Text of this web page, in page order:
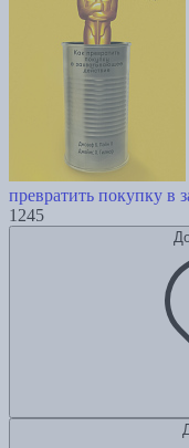
превратить покупку в
1245